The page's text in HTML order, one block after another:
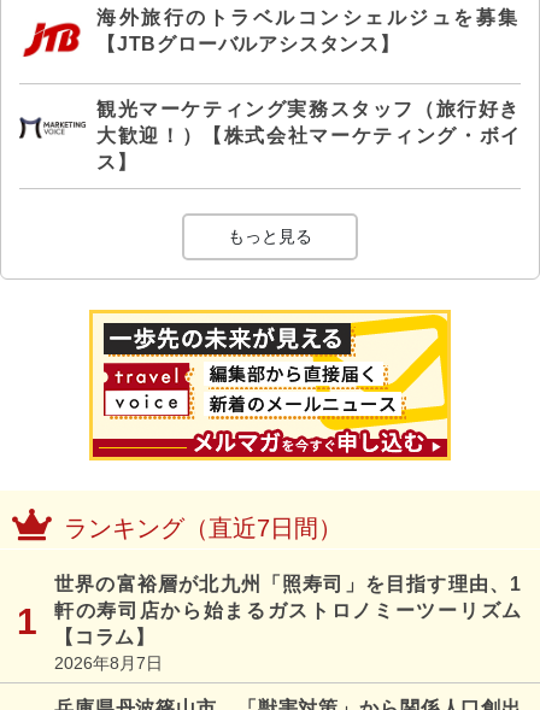
海外旅行のトラベルコンシェルジュを募集
【JTBグローバルアシスタンス】
観光マーケティング実務スタッフ（旅行好き
大歓迎！）【株式会社マーケティング・ボイ
ス】
もっと見る
ランキング（直近7日間）
世界の富裕層が北九州「照寿司」を目指す理由、1
軒の寿司店から始まるガストロノミーツーリズム
【コラム】
2026年8月7日